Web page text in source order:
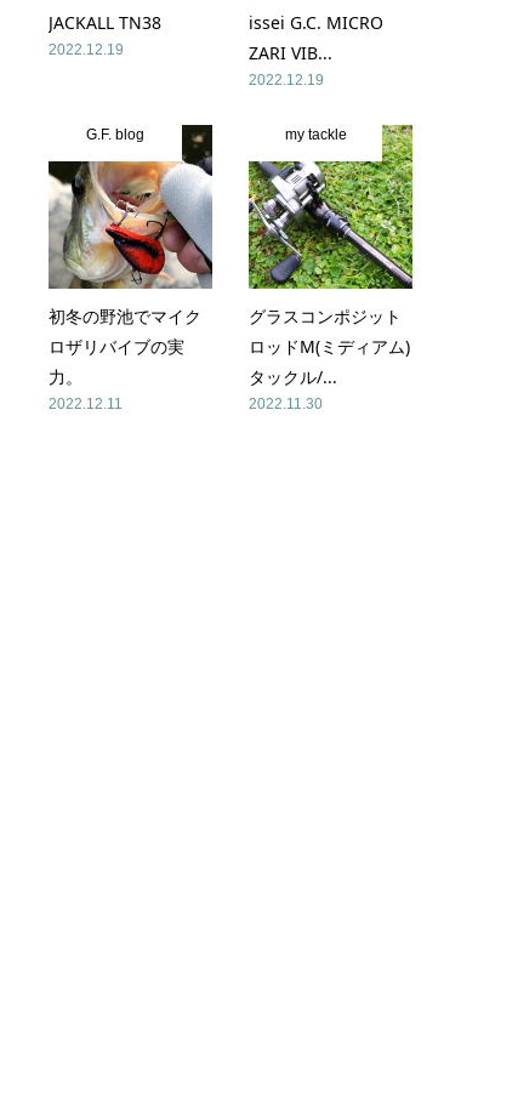
JACKALL TN38
2022.12.19
issei G.C. MICRO
ZARI VIB...
2022.12.19
G.F. blog
初冬の野池でマイク
ロザリバイブの実
力。
2022.12.11
my tackle
グラスコンポジット
ロッドM(ミディアム)
タックル/...
2022.11.30